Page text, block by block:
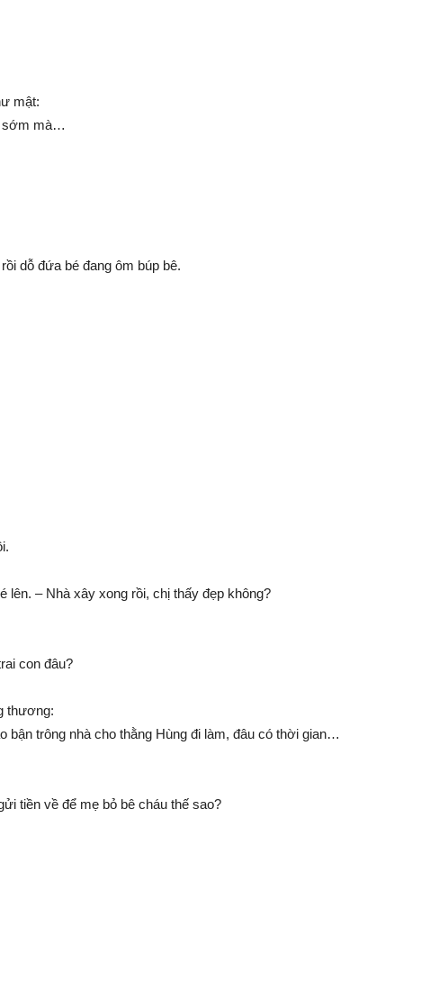
mật:
sớm mà…
dỗ đứa bé đang ôm búp bê.
– Nhà xây xong rồi, chị thấy đẹp không?
con đâu?
thương:
bận trông nhà cho thằng Hùng đi làm, đâu có thời gian…
tiền về để mẹ bỏ bê cháu thế sao?